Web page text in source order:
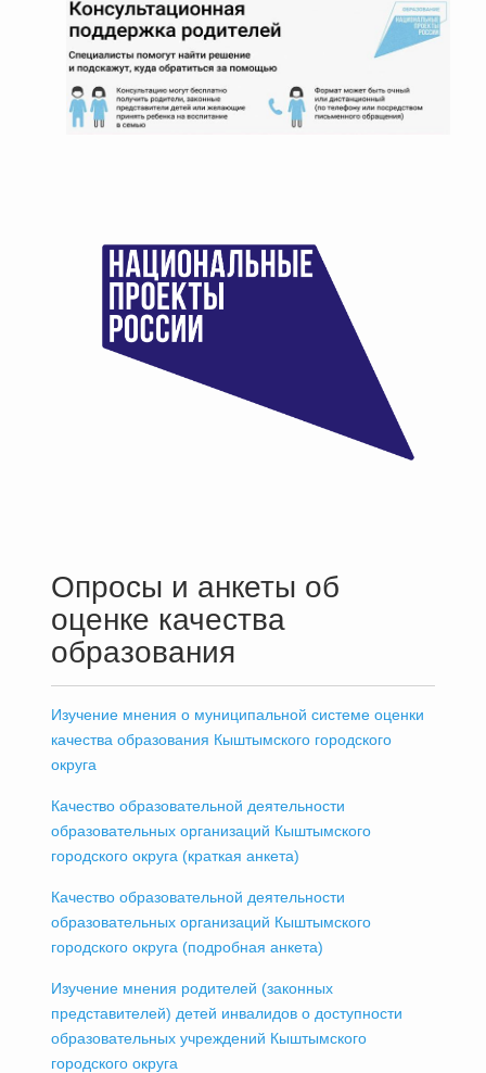
Опросы и анкеты об
оценке качества
образования
Изучение мнения о муниципальной системе оценки
качества образования Кыштымского городского
округа
Качество образовательной деятельности
образовательных организаций Кыштымского
городского округа (краткая анкета)
Качество образовательной деятельности
образовательных организаций Кыштымского
городского округа (подробная анкета)
Изучение мнения родителей (законных
представителей) детей инвалидов о доступности
образовательных учреждений Кыштымского
городского округа